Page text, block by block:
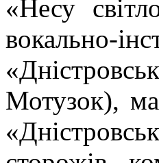
«Несу
вокально-
Мотузок),